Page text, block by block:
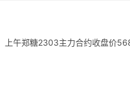
上午郑糖2303主力合约收盘价